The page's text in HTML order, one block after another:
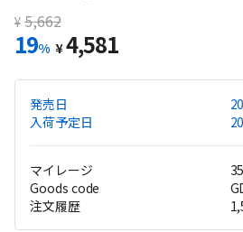
¥ 5,662
19% ¥ 4,581
発売日
入荷予定日
マイレージ
35
Goods code
注文履歴